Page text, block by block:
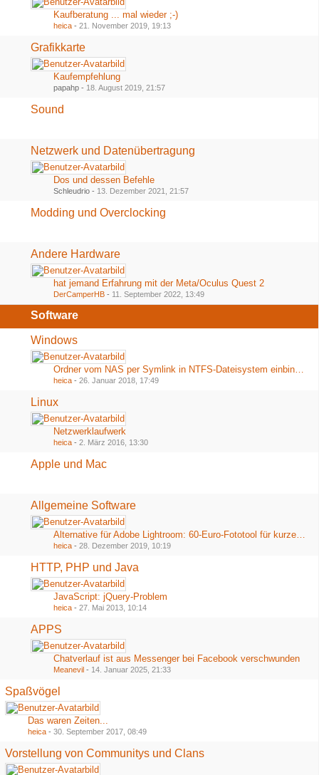
Kaufberatung ... mal wieder ;-)
heica - 21. November 2019, 19:13
Grafikkarte
Kaufempfehlung
papahp - 18. August 2019, 21:57
Sound
Netzwerk und Datenübertragung
Dos und dessen Befehle
Schleudrio - 13. Dezember 2021, 21:57
Modding und Overclocking
Andere Hardware
hat jemand Erfahrung mit der Meta/Oculus Quest 2
DerCamperHB - 11. September 2022, 13:49
Software
Windows
Ordner vom NAS per Symlink in NTFS-Dateisystem einbinden
heica - 26. Januar 2018, 17:49
Linux
Netzwerklaufwerk
heica - 2. März 2016, 13:30
Apple und Mac
Allgemeine Software
Alternative für Adobe Lightroom: 60-Euro-Fototool für kurze Zeit völlig kostenlos
heica - 28. Dezember 2019, 10:19
HTTP, PHP und Java
JavaScript: jQuery-Problem
heica - 27. Mai 2013, 10:14
APPS
Chatverlauf ist aus Messenger bei Facebook verschwunden
Meanevil - 14. Januar 2025, 21:33
Spaßvögel
Das waren Zeiten...
heica - 30. September 2017, 08:49
Vorstellung von Communitys und Clans